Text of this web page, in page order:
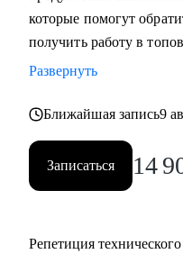
компетенций;
• Получить
• Сформировать свою
страну своей мечты;
Кому могу помочь:
• Продуктовым
трек развития;
которые помогут
получить работу в
Развернуть
Ближайшая запись9
Записаться 14
Репетиция